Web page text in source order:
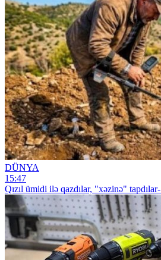
DÜNYA
15:47
Qızıl ümidi ilə qazdılar, "xəzinə" tapdılar-